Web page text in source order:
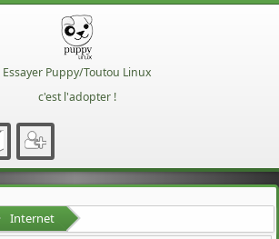
Essayer Puppy/Toutou Linux
c'est l'adopter !
Internet